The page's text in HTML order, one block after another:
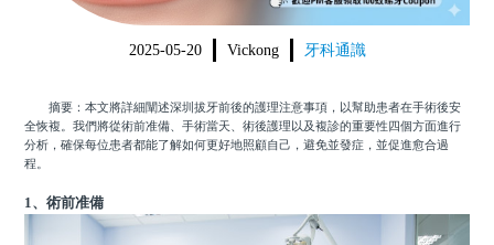
根管收費
美學收費
箍牙收費
門診時間
2025-05-20 Vickong 牙科通識
摘要：本文將詳細闡述深圳拔牙前後的護理注意事項，以幫助患者在手術後安
全恢複。我們將從術前准備、手術當天、術後護理以及複診的重要性四個方面進行
分析，確保每位患者都能了解如何更好地照顧自己，避免並發症，並促進愈合過
程。
1、術前准備